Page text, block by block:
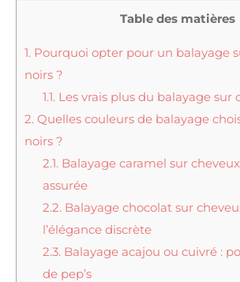
Table des matières
1. Pourquoi opter pour un balayage
noirs ?
1.1. Les vrais plus du balayage sur
2. Quelles couleurs de balayage
noirs ?
2.1. Balayage caramel sur
assurée
2.2. Balayage chocolat sur
l’élégance discrète
2.3. Balayage acajou ou cuivré :
de pep’s